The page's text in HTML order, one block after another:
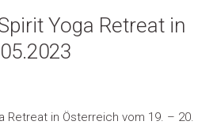
Yoga Retreat in
Retreat in Österreich vom 19. – 20.